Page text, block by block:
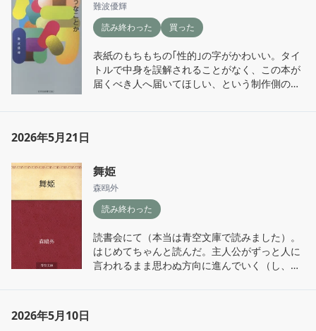
難波優輝
読み終わった
買った
表紙のもちもちの｢性的｣の字がかわいい。タイ
トルで中身を誤解されることがなく、この本が
届くべき人へ届いてほしい、という制作側の意
がする……。もう一度読み返したい。
性的な広告の悪さについて、｢思いがけないと
ころで性的な気持ちにさせられてしまう｣とい
は性的な広告で性的な気持ちになった記憶がな
いので、男性側の意見だな〜と思った。男性で
はこれがかなりの頻度で起こっているなら街を
2026年5月21日
舞姫
森鴎外
読み終わった
読書会にて（本当は青空文庫で読みました）。
はじめてちゃんと読んだ。主人公がずっと人に
言われるまま思わぬ方向に進んでいく（し、後
2026年5月10日